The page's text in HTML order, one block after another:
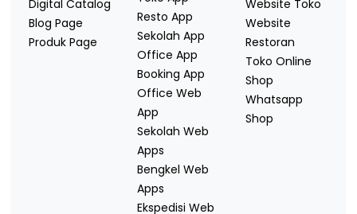
Digital Catalog
Blog Page
Produk Page
Resto App
Sekolah App
Office App
Booking App
Office Web
App
Sekolah Web
Apps
Bengkel Web
Apps
Ekspedisi Web
Website Toko
Website
Restoran
Toko Online
Shop
Whatsapp
Shop